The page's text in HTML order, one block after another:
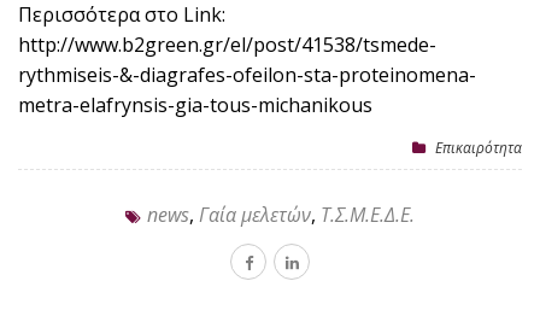
Περισσότερα στο Link:
http://www.b2green.gr/el/post/41538/tsmede-
rythmiseis-&-diagrafes-ofeilon-sta-proteinomena-
metra-elafrynsis-gia-tous-michanikous
Επικαιρότητα
news, Γαία μελετών, Τ.Σ.Μ.Ε.Δ.Ε.